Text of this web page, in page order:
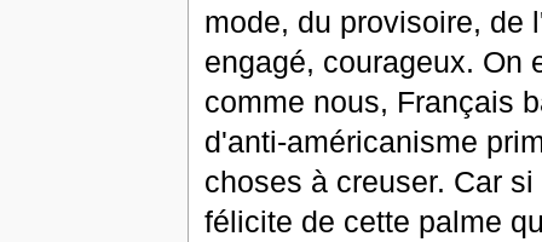
mode, du provisoire, de
engagé, courageux. On
comme nous, Français
d'anti-américanisme
choses à creuser. Car
félicite de cette palme